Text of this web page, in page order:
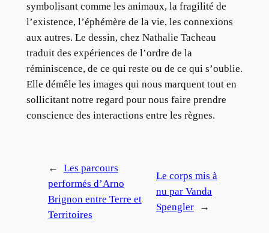
symbolisant comme les animaux, la fragilité de
l’existence, l’éphémère de la vie, les connexions
aux autres. Le dessin, chez Nathalie Tacheau
traduit des expériences de l’ordre de la
réminiscence, de ce qui reste ou de ce qui s’oublie.
Elle démêle les images qui nous marquent tout en
sollicitant notre regard pour nous faire prendre
conscience des interactions entre les règnes.
←
Les parcours
performés d’Arno
Brignon entre Terre et
Territoires
Le corps mis à
nu par Vanda
Spengler
→